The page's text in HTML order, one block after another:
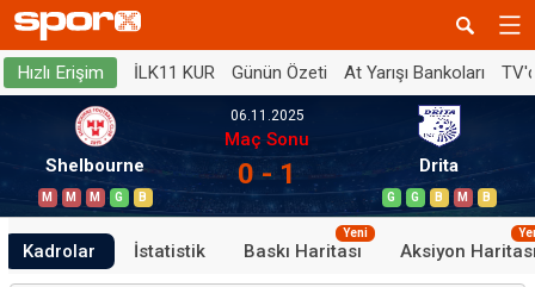
Hızlı Erişim İLK11 KUR Günün Özeti At Yarışı Bankoları
Shelbourne
M M M G B
06.11.2025
Maç Sonu
0 - 1 Drita
G G B M B
Kadrolar İstatistik Baskı Haritası
Yeni
Aksiyon